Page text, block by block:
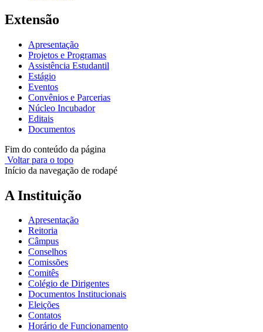
Extensão
Apresentação
Projetos e Programas
Assistência Estudantil
Estágio
Eventos
Convênios e Parcerias
Núcleo Incubador
Editais
Documentos
Fim do conteúdo da página
Voltar para o topo
Início da navegação de rodapé
A Instituição
Apresentação
Reitoria
Câmpus
Conselhos
Comissões
Comitês
Colégio de Dirigentes
Documentos Institucionais
Eleições
Contatos
Horário de Funcionamento